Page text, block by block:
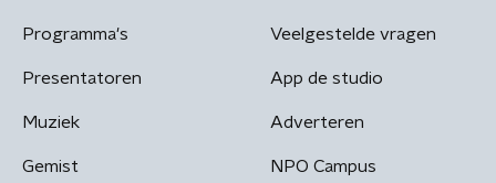
Programma's
Presentatoren
Muziek
Gemist
Veelgestelde vragen
App de studio
Adverteren
NPO Campus